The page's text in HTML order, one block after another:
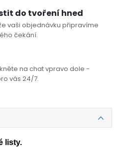
do tvoření hned
vaši objednávku připravíme
čekání.
na chat vpravo dole -
vás 24/7.
listy.